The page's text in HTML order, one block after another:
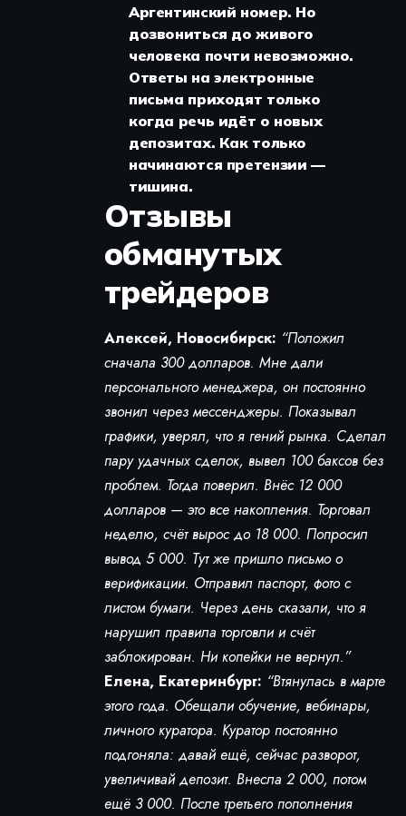
Аргентинский номер. Но
дозвониться до живого
человека почти невозможно.
Ответы на электронные
письма приходят только
когда речь идёт о новых
депозитах. Как только
начинаются претензии —
тишина.
Отзывы
обманутых
трейдеров
Алексей, Новосибирск: “Положил
сначала 300 долларов. Мне дали
персонального менеджера, он постоянно
звонил через мессенджеры. Показывал
графики, уверял, что я гений рынка. Сделал
пару удачных сделок, вывел 100 баксов без
проблем. Тогда поверил. Внёс 12 000
долларов — это все накопления. Торговал
неделю, счёт вырос до 18 000. Попросил
вывод 5 000. Тут же пришло письмо о
верификации. Отправил паспорт, фото с
листом бумаги. Через день сказали, что я
нарушил правила торговли и счёт
заблокирован. Ни копейки не вернул.”
Елена, Екатеринбург: “Втянулась в марте
этого года. Обещали обучение, вебинары,
личного куратора. Куратор постоянно
подгоняла: давай ещё, сейчас разворот,
увеличивай депозит. Внесла 2 000, потом
ещё 3 000. После третьего пополнения